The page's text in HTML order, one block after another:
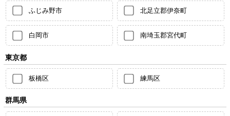
ふじみ野市 北足立郡伊奈町
白岡市 南埼玉郡宮代町
東京都
板橋区 練馬区
群馬県